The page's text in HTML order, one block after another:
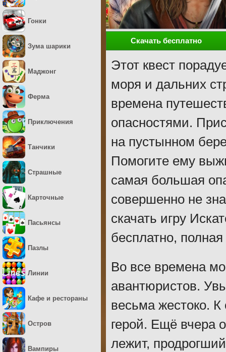
Скачать бесплатно
Этот квест
моря и дальних
времена
опасностями.
на пустынном
Помогите ему
самая большая
совершенно не
скачать игру
бесплатно,
Во все времена
авантюристов.
весьма жестоко.
герой. Ещё вчера
лежит,
Гонки
Зума шарики
Маджонг
Ферма
Приключения
Танчики
Страшные
Карточные
Пасьянсы
Пазлы
Линии
Кафе и рестораны
Остров
Вампиры